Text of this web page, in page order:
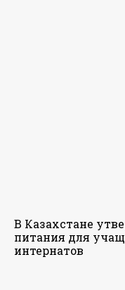
В Казахстане
питания для
интернатов